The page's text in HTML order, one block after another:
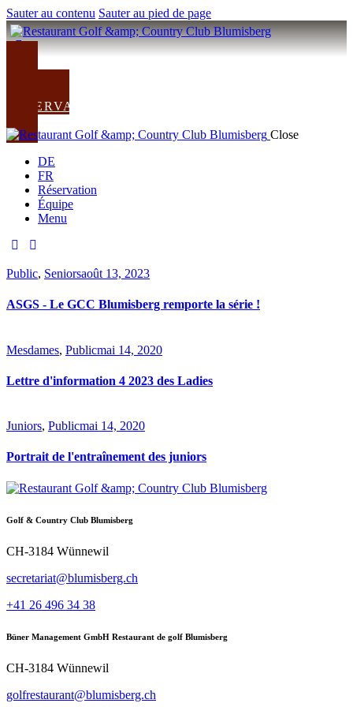
Sauter au contenu Sauter au pied de page
RÉSERVATION
Close
DE
FR
Réservation
Équipe
Menu
Public, Seniorsaoût 13, 2023
ASGS - Le GCC Blumisberg remporte la série !
Mesdames, Publicmai 14, 2020
Lettre d'information 4 2023 des Ladies
Juniors, Publicmai 14, 2020
Portrait de l'entraînement des juniors
Golf & Country Club Blumisberg
CH-3184 Wünnewil
secretariat@blumisberg.ch
+41 26 496 34 38
Büner Management GmbH Restaurant de golf Blumisberg
CH-3184 Wünnewil
golfrestaurant@blumisberg.ch